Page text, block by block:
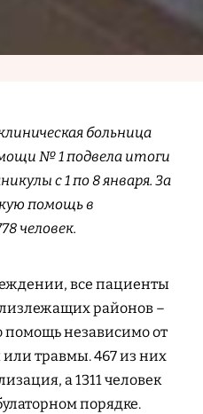
больница
№ 1 подвела итоги
с 1 по 8 января. За
помощь в
человек.
все пациенты
районов –
независимо от
или травмы. 467 из них
а 1311 человек
порядке.